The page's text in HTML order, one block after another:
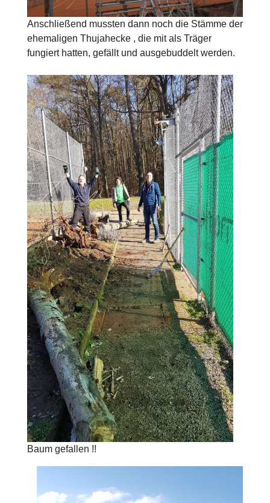
Anschließend mussten dann noch die Stämme der
ehemaligen Thujahecke , die mit als Träger
fungiert hatten, gefällt und ausgebuddelt werden.
Baum gefallen !!